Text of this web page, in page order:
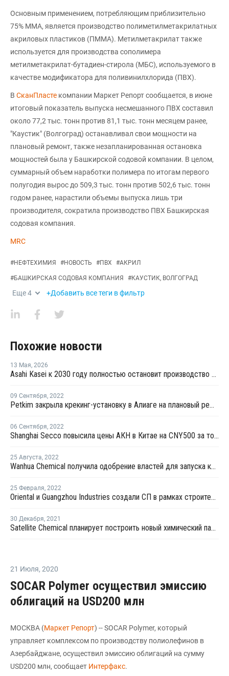
Основным применением, потребляющим приблизительно
75% ММА, является производство полиметилметакрилатных
акриловых пластиков (ПММА). Метилметакрилат также
используется для производства сополимера
метилметакрилат-бутадиен-стирола (МБС), используемого в
качестве модификатора для поливинилхлорида (ПВХ).
В СканПласте компании Маркет Репорт сообщается, в июне
итоговый показатель выпуска несмешанного ПВХ составил
около 77,2 тыс. тонн против 81,1 тыс. тонн месяцем ранее,
"Каустик" (Волгоград) останавливал свои мощности на
плановый ремонт, также незапланированная остановка
мощностей была у Башкирской содовой компании. В целом,
суммарный объем наработки полимера по итогам первого
полугодия вырос до 509,3 тыс. тонн против 502,6 тыс. тонн
годом ранее, нарастили объемы выпуска лишь три
производителя, сократила производство ПВХ Башкирская
содовая компания.
MRC
#НЕФТЕХИМИЯ #НОВОСТЬ #ПВХ #АКРИЛ
#БАШКИРСКАЯ СОДОВАЯ КОМПАНИЯ #КАУСТИК, ВОЛГОГРАД
Еще4 +Добавить все теги в фильтр
Похожие новости
13 Мая, 2026
Asahi Kasei к 2030 году полностью остановит производство полиэтилена
09 Сентября, 2022
Petkim закрыла крекинг-установку в Алиаге на плановый ремонт
06 Сентября, 2022
Shanghai Secco повысила цены АКН в Китае на CNY500 за тонну
25 Августа, 2022
Wanhua Chemical получила одобрение властей для запуска крекинг-установки №2 в Китае
25 Февраля, 2022
Oriental и Guangzhou Industries создали СП в рамках строительства производства АКН и АБС в Китае
30 Декабря, 2021
Satellite Chemical планирует построить новый химический парк в Китае
21 Июля, 2020
SOCAR Polymer осуществил эмиссию
облигаций на USD200 млн
МОСКВА (Маркет Репорт) -- SOCAR Polymer, который
управляет комплексом по производству полиолефинов в
Азербайджане, осуществил эмиссию облигаций на сумму
USD200 млн, сообщает Интерфакс.